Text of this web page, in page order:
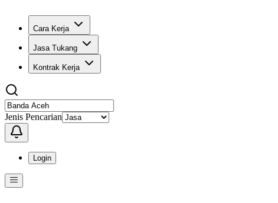
Cara Kerja
Jasa Tukang
Kontrak Kerja
Jenis Pencarian
Login